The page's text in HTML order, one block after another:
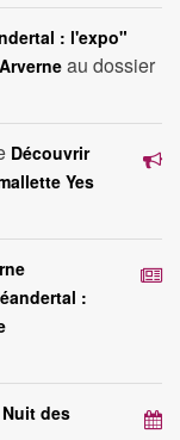
: l'expo"
au dossier
Découvrir
Yes
:
Nuit des